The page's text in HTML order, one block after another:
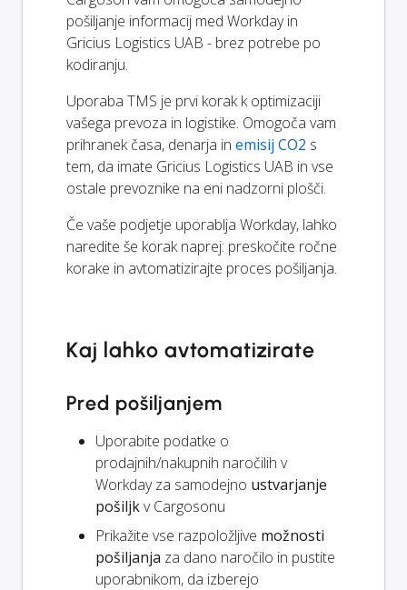
pošiljanje informacij med Workday in
Gricius Logistics UAB - brez potrebe po
kodiranju.
Uporaba TMS je prvi korak k optimizaciji
vašega prevoza in logistike. Omogoča vam
prihranek časa, denarja in emisij CO2 s
tem, da imate Gricius Logistics UAB in vse
ostale prevoznike na eni nadzorni plošči.
Če vaše podjetje uporablja Workday, lahko
naredite še korak naprej: preskočite ročne
korake in avtomatizirajte proces pošiljanja.
Kaj lahko avtomatizirate
Pred pošiljanjem
Uporabite podatke o
prodajnih/nakupnih naročilih v
Workday za samodejno ustvarjanje
pošiljkv Cargosonu
Prikažite vse razpoložljive možnosti
pošiljanja za dano naročilo in pustite
uporabnikom, da izberejo